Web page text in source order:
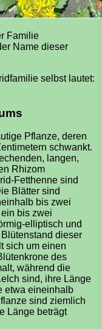
Familie
Name dieser
selbst lautet:
Pflanze, deren
schwankt.
langen,
Rhizom
Fetthenne sind
Blätter sind
bis zwei
bis zwei
elliptisch und
dieser
sich um einen
des
während die
sind, ihre Länge
etwa eineinhalb
sind ziemlich
Länge beträgt